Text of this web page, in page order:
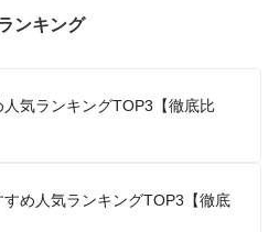
ンキング
気ランキングTOP3【徹底比
め人気ランキングTOP3【徹底